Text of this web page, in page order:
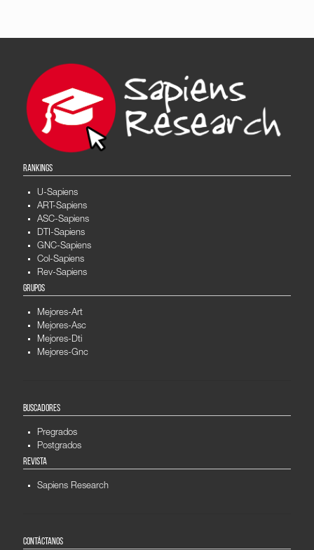
RANKINGS
U-Sapiens
ART-Sapiens
ASC-Sapiens
DTI-Sapiens
GNC-Sapiens
Col-Sapiens
Rev-Sapiens
GRUPOS
Mejores-Art
Mejores-Asc
Mejores-Dti
Mejores-Gnc
BUSCADORES
Pregrados
Postgrados
REVISTA
Sapiens Research
CONTÁCTANOS